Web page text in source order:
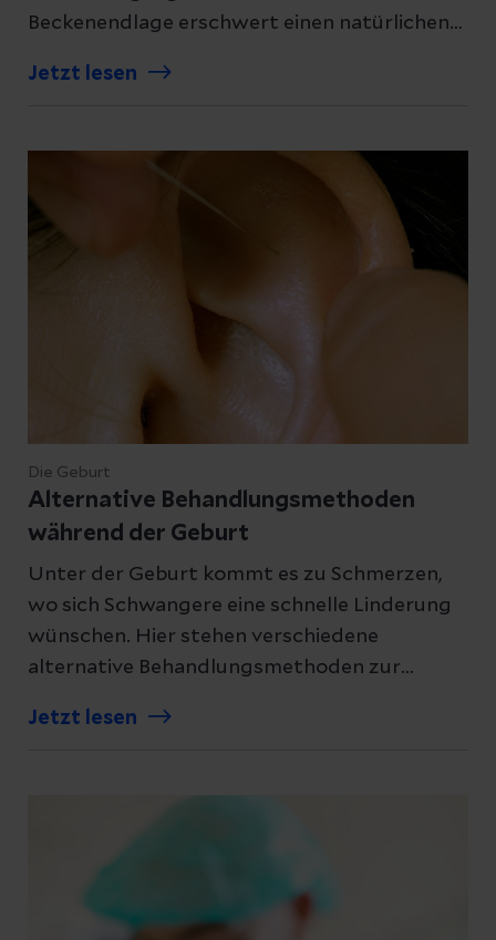
Beckenendlage erschwert einen natürlichen
normale Geburt so überhaupt möglich? Lesen
Jetzt lesen
Die Geburt
Alternative Behandlungsmethoden
während der Geburt
Unter der Geburt kommt es zu Schmerzen,
wo sich Schwangere eine schnelle Linderung
wünschen. Hier stehen verschiedene
alternative Behandlungsmethoden zur
Homöopathie, Hypnose und Kinesiologie.
Jetzt lesen